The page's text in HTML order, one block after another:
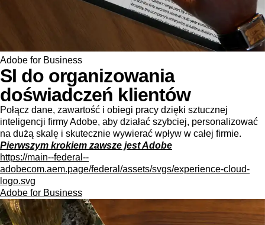
Adobe for Business
SI do organizowania
doświadczeń klientów
Połącz dane, zawartość i obiegi pracy dzięki sztucznej
inteligencji firmy Adobe, aby działać szybciej, personalizować
na dużą skalę i skutecznie wywierać wpływ w całej firmie.
Pierwszym krokiem zawsze jest Adobe
https://main--federal--
adobecom.aem.page/federal/assets/svgs/experience-cloud-
logo.svg
Adobe for Business